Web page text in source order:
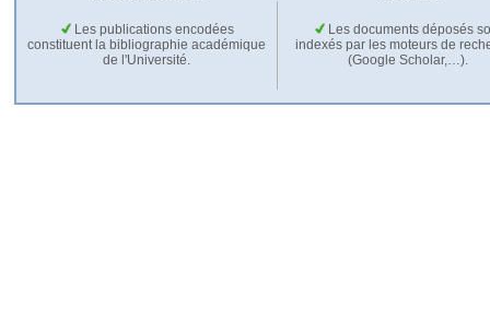
Les publications encodées
constituent la bibliographie académique
de l'Université.
Les documents déposés
indexés par les moteurs de
(Google Scholar,…).